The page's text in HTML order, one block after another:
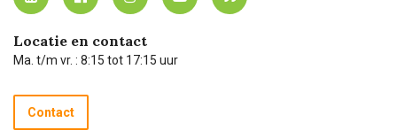
Carel Lurvink App
Hulp op afstand
Technische dienst
Recycle programma
Betalen
Carel Lurvink Blog
Carel de podcast
Locatie en contact
Ma. t/m vr. : 8:15 tot 17:15 uur
Contact